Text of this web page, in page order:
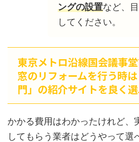
ングの設置など、
してください。
東京メトロ沿線国会議事
窓のリフォームを行う時
門」の紹介サイトを良く
かかる費用はわかったけれど、
してもらう業者はどうやって選